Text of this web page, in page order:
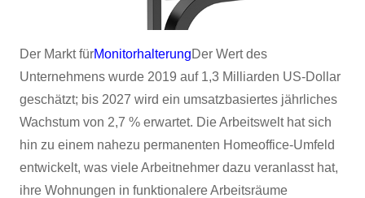
Der Markt fürMonitorhalterungDer Wert des
Unternehmens wurde 2019 auf 1,3 Milliarden US-Dollar
geschätzt; bis 2027 wird ein umsatzbasiertes jährliches
Wachstum von 2,7 % erwartet. Die Arbeitswelt hat sich
hin zu einem nahezu permanenten Homeoffice-Umfeld
entwickelt, was viele Arbeitnehmer dazu veranlasst hat,
ihre Wohnungen in funktionalere Arbeitsräume